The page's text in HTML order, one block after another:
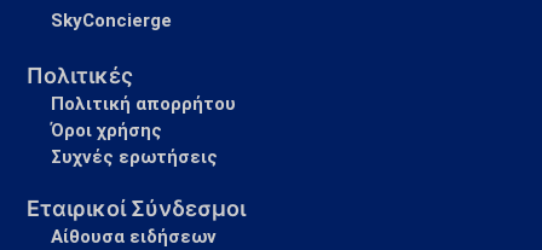
SkyConcierge
Πολιτικές
Πολιτική απορρήτου
Όροι χρήσης
Συχνές ερωτήσεις
Εταιρικοί Σύνδεσμοι
Αίθουσα ειδήσεων